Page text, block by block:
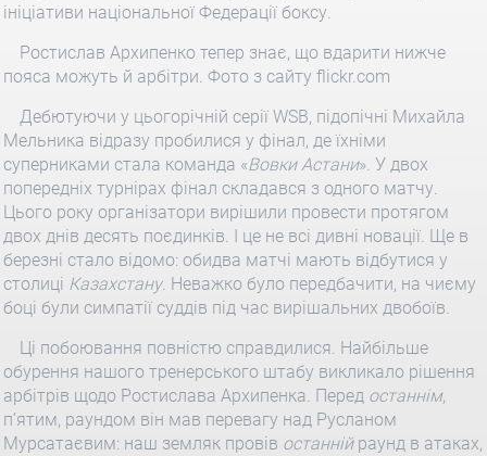
ініціативи національної Федерації боксу.
Ростислав Архипенко тепер знає, що вдарити нижче
пояса можуть й арбітри. Фото з сайту flickr.com
Дебютуючи у цьогорічній серії WSB, підопічні Михайла
Мельника відразу пробилися у фінал, де їхніми
суперниками стала команда «ВовкиАстани». У двох
попередніх турнірах фінал складався з одного матчу.
Цього року організатори вирішили провести протягом
двох днів десять поєдинків. І це не всі дивні новації. Ще в
березні стало відомо: обидва матчі мають відбутися у
столиці Казахстану. Неважко було передбачити, на чиєму
боці були симпатії суддів під час вирішальних двобоїв.
Ці побоювання повністю справдилися. Найбільше
обурення нашого тренерського штабу викликало рішення
арбітрів щодо Ростислава Архипенка. Перед останнім,
п’ятим, раундом він мав перевагу над Русланом
Мурсатаєвим: наш земляк провів останнійраунд в атаках,